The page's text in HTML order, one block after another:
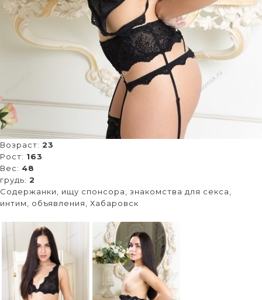
Возраст: 23
Рост: 163
Вес: 48
грудь: 2
Содержанки, ищу спонсора, знакомства для секса,
интим, объявления, Хабаровск